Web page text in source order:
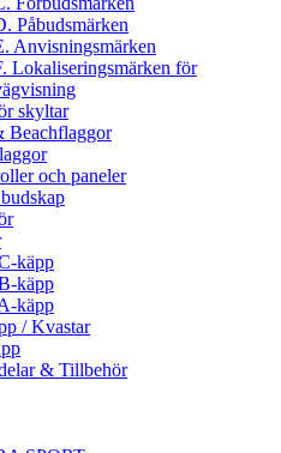
Påbudsmärken
Anvisningsmärken
Lokaliseringsmärken för
skyltar
Beachflaggor
och paneler
käpp
käpp
käpp
/ Kvastar
& Tillbehör